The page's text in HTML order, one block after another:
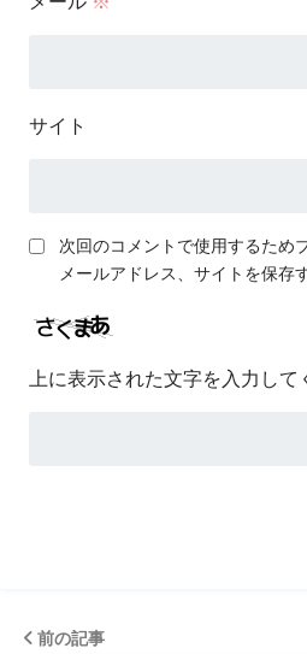
サイト
次回のコメントで使用するため
メールアドレス、サイトを保存
上に表示された文字を入力して
前の記事